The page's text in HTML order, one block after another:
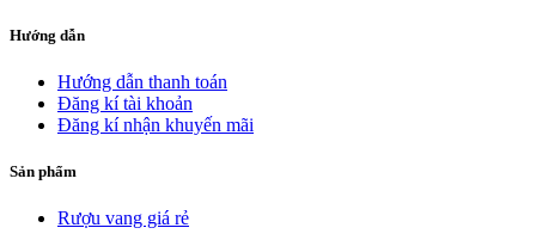
Hướng dẫn
Hướng dẫn thanh toán
Đăng kí tài khoản
Đăng kí nhận khuyến mãi
Sản phẩm
Rượu vang giá rẻ